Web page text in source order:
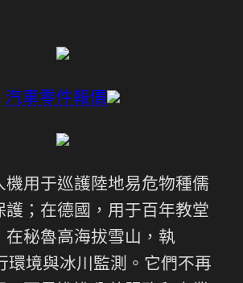
汽車零件報價
機用于巡護陸地易危物種儒
護；在德國，用于百年教堂
在秘魯高海拔雪山，執
環境與冰川監測。它們不再